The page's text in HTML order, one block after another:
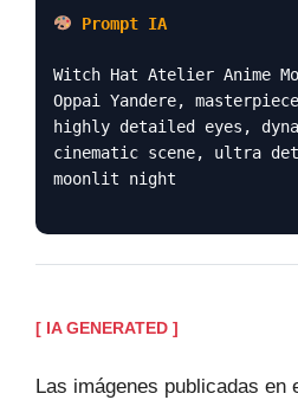
Prompt IA
Witch Hat Atelier Anime
Oppai Yandere,
highly detailed eyes,
cinematic scene, ultra
moonlit night
[ IA GENERATED ]
Las imágenes publicadas en